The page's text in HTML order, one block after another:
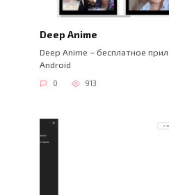
Deep Anime
Deep Anime – бесплатное
Android
0 913